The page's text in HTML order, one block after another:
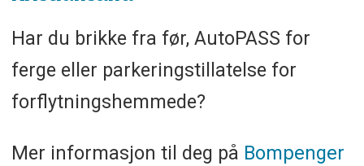
Har du brikke fra før, AutoPASS for
ferge eller parkeringstillatelse for
forflytningshemmede?
Mer informasjon til deg på Bompenger